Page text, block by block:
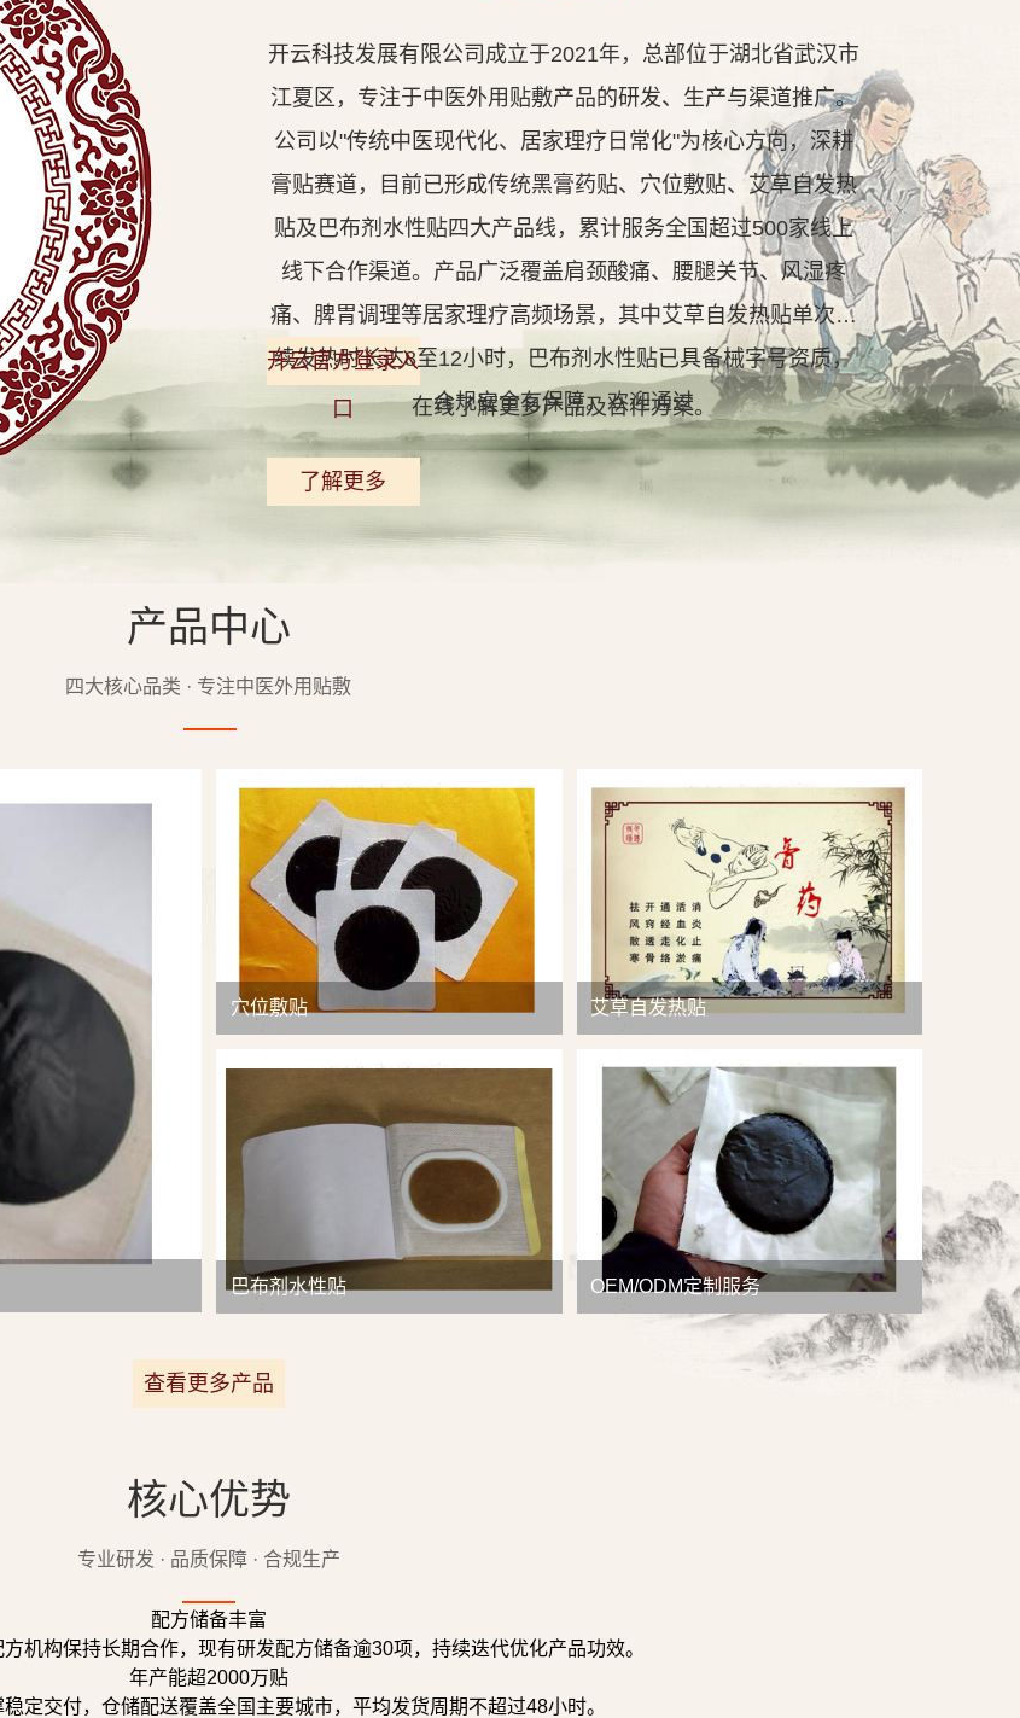
开云科技发展有限公司成立于2021年，总部位于湖北省武汉市
江夏区，专注于中医外用贴敷产品的研发、生产与渠道推广。
公司以"传统中医现代化、居家理疗日常化"为核心方向，深耕
膏贴赛道，目前已形成传统黑膏药贴、穴位敷贴、艾草自发热
贴及巴布剂水性贴四大产品线，累计服务全国超过500家线上
线下合作渠道。产品广泛覆盖肩颈酸痛、腰腿关节、风湿疼
痛、脾胃调理等居家理疗高频场景，其中艾草自发热贴单次持
续发热时长达8至12小时，巴布剂水性贴已具备械字号资质，
合规安全有保障。欢迎通过
开云官方登录入
口
在线了解更多产品及合作方案。
了解更多
产品中心
四大核心品类 · 专注中医外用贴敷
穴位敷贴 艾草自发热贴
巴布剂水性贴
查看详情
OEM/ODM定制服务
查看详情
查看更多产品
核心优势
专业研发 · 品质保障 · 合规生产
配方储备丰富
机构保持长期合作，现有研发配方储备逾30项，持续迭代优化产品功效。
年产能超2000万贴
定交付，仓储配送覆盖全国主要城市，平均发货周期不超过48小时。